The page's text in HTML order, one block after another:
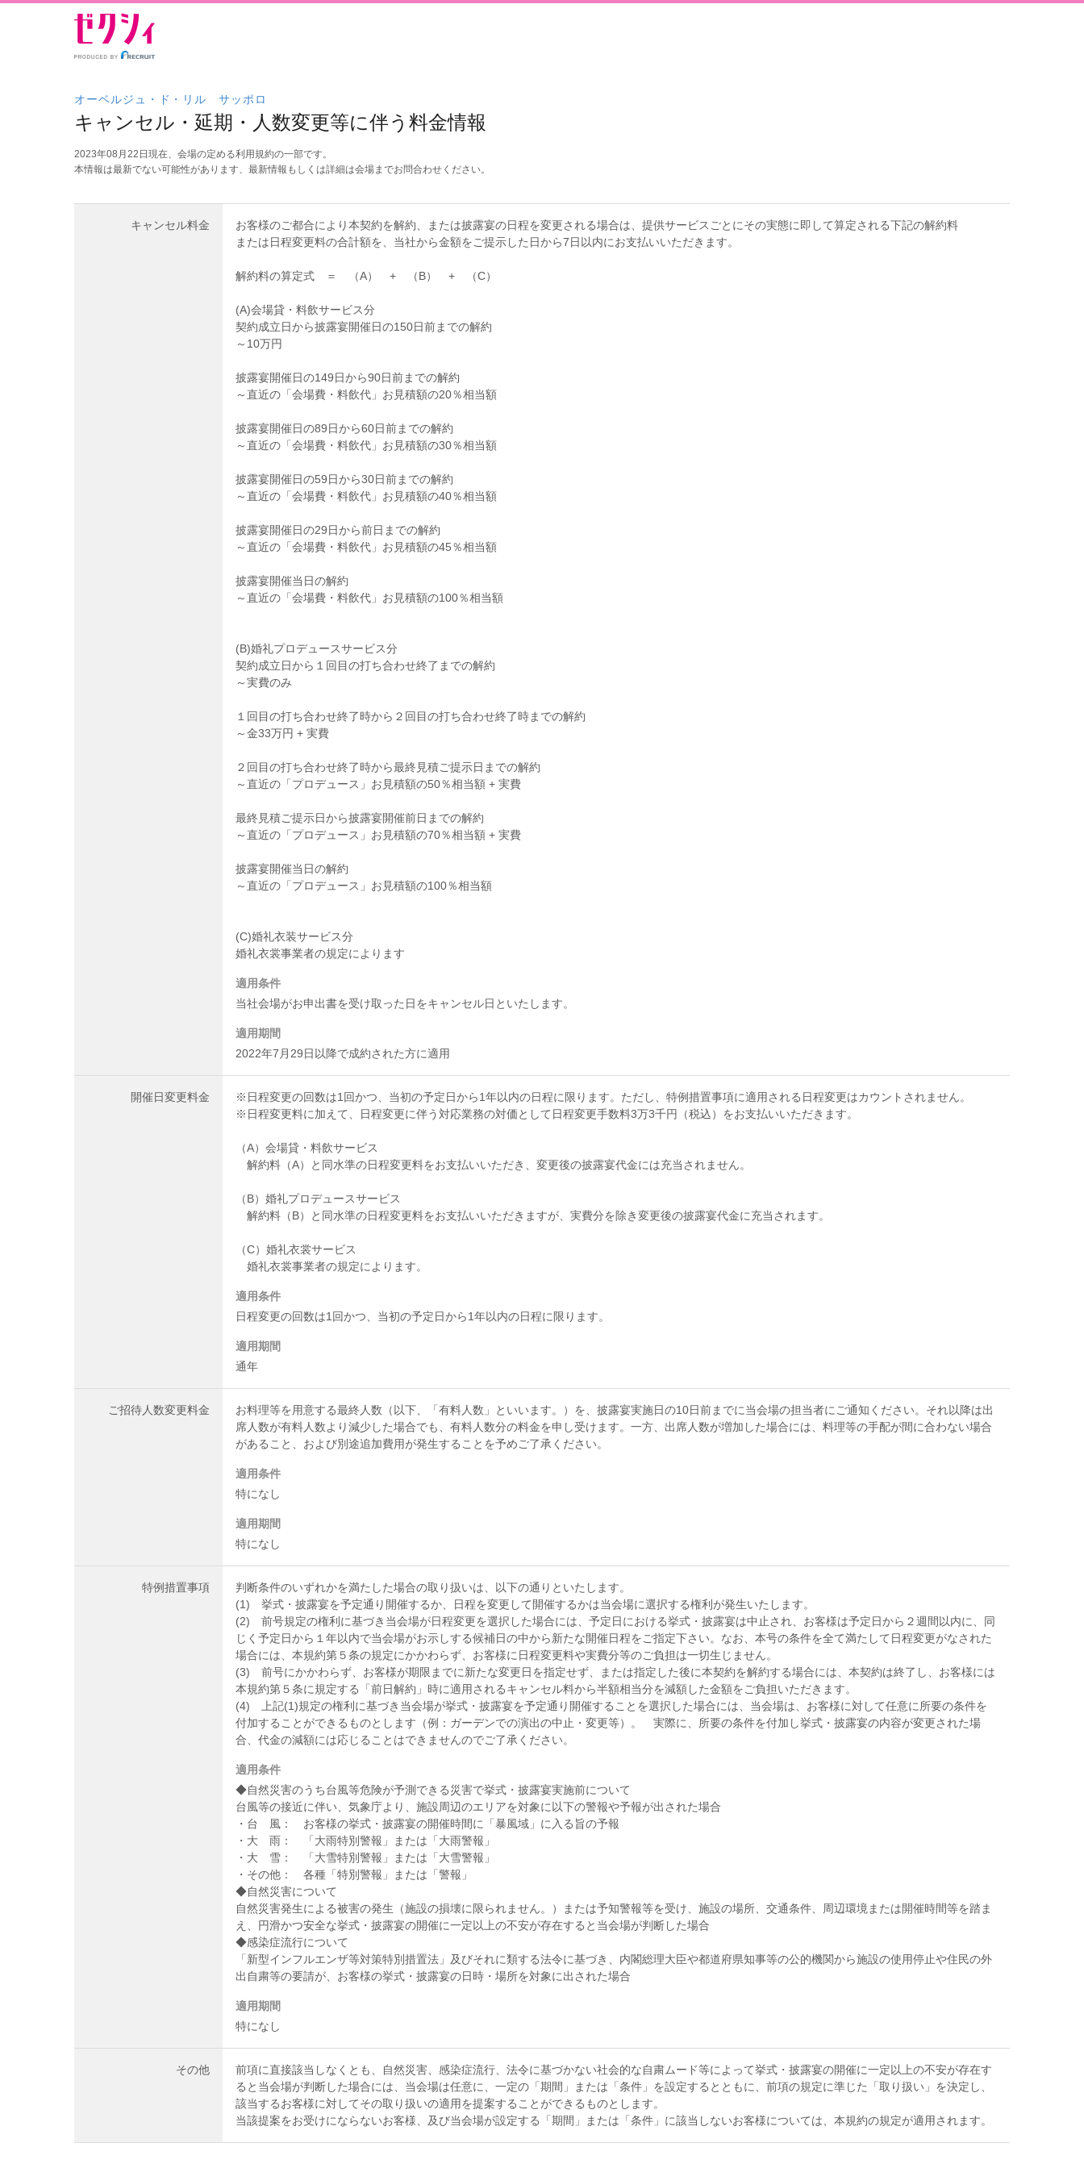
オーベルジュ・ド・リル サッポロ
キャンセル・延期・人数変更等に伴う料金情報
2023年08月22日現在、会場の定める利用規約の一部です。
本情報は最新でない可能性があります、最新情報もしくは詳細は会場までお問合わせください。
キャンセル料金
お客様のご都合により本契約を解約、または披露宴の日程を変更される場合は、提供サービスごとにその実態に即して算定される下記の解約料
または日程変更料の合計額を、当社から金額をご提示した日から7日以内にお支払いいただきます。
解約料の算定式 ＝ （A） + （B） + （C）
(A)会場貸・料飲サービス分
契約成立日から披露宴開催日の150日前までの解約
～10万円
披露宴開催日の149日から90日前までの解約
～直近の「会場費・料飲代」お見積額の20％相当額
披露宴開催日の89日から60日前までの解約
～直近の「会場費・料飲代」お見積額の30％相当額
披露宴開催日の59日から30日前までの解約
～直近の「会場費・料飲代」お見積額の40％相当額
披露宴開催日の29日から前日までの解約
～直近の「会場費・料飲代」お見積額の45％相当額
披露宴開催当日の解約
～直近の「会場費・料飲代」お見積額の100％相当額
(B)婚礼プロデュースサービス分
契約成立日から１回目の打ち合わせ終了までの解約
～実費のみ
１回目の打ち合わせ終了時から２回目の打ち合わせ終了時までの解約
～金33万円 + 実費
２回目の打ち合わせ終了時から最終見積ご提示日までの解約
～直近の「プロデュース」お見積額の50％相当額 + 実費
最終見積ご提示日から披露宴開催前日までの解約
～直近の「プロデュース」お見積額の70％相当額 + 実費
披露宴開催当日の解約
～直近の「プロデュース」お見積額の100％相当額
(C)婚礼衣装サービス分
婚礼衣裳事業者の規定によります
適用条件
当社会場がお申出書を受け取った日をキャンセル日といたします。
適用期間
2022年7月29日以降で成約された方に適用
開催日変更料金
※日程変更の回数は1回かつ、当初の予定日から1年以内の日程に限ります。ただし、特例措置事項に適用される日程変更はカウントされません。
※日程変更料に加えて、日程変更に伴う対応業務の対価として日程変更手数料3万3千円（税込）をお支払いいただきます。
（A）会場貸・料飲サービス
解約料（A）と同水準の日程変更料をお支払いいただき、変更後の披露宴代金には充当されません。
（B）婚礼プロデュースサービス
解約料（B）と同水準の日程変更料をお支払いいただきますが、実費分を除き変更後の披露宴代金に充当されます。
（C）婚礼衣裳サービス
婚礼衣裳事業者の規定によります。
適用条件
日程変更の回数は1回かつ、当初の予定日から1年以内の日程に限ります。
適用期間
通年
ご招待人数変更料金
お料理等を用意する最終人数（以下、「有料人数」といいます。）を、披露宴実施日の10日前までに当会場の担当者にご通知ください。それ以降は出
席人数が有料人数より減少した場合でも、有料人数分の料金を申し受けます。一方、出席人数が増加した場合には、料理等の手配が間に合わない場合
があること、および別途追加費用が発生することを予めご了承ください。
適用条件
特になし
適用期間
特になし
特例措置事項
判断条件のいずれかを満たした場合の取り扱いは、以下の通りといたします。
(1) 挙式・披露宴を予定通り開催するか、日程を変更して開催するかは当会場に選択する権利が発生いたします。
(2) 前号規定の権利に基づき当会場が日程変更を選択した場合には、予定日における挙式・披露宴は中止され、お客様は予定日から２週間以内に、同
じく予定日から１年以内で当会場がお示しする候補日の中から新たな開催日程をご指定下さい。なお、本号の条件を全て満たして日程変更がなされた
場合には、本規約第５条の規定にかかわらず、お客様に日程変更料や実費分等のご負担は一切生じません。
(3) 前号にかかわらず、お客様が期限までに新たな変更日を指定せず、または指定した後に本契約を解約する場合には、本契約は終了し、お客様には
本規約第５条に規定する「前日解約」時に適用されるキャンセル料から半額相当分を減額した金額をご負担いただきます。
(4) 上記(1)規定の権利に基づき当会場が挙式・披露宴を予定通り開催することを選択した場合には、当会場は、お客様に対して任意に所要の条件を
付加することができるものとします（例：ガーデンでの演出の中止・変更等）。 実際に、所要の条件を付加し挙式・披露宴の内容が変更された場
合、代金の減額には応じることはできませんのでご了承ください。
適用条件
◆自然災害のうち台風等危険が予測できる災害で挙式・披露宴実施前について
台風等の接近に伴い、気象庁より、施設周辺のエリアを対象に以下の警報や予報が出された場合
・台 風： お客様の挙式・披露宴の開催時間に「暴風域」に入る旨の予報
・大 雨： 「大雨特別警報」または「大雨警報」
・大 雪： 「大雪特別警報」または「大雪警報」
・その他： 各種「特別警報」または「警報」
◆自然災害について
自然災害発生による被害の発生（施設の損壊に限られません。）または予知警報等を受け、施設の場所、交通条件、周辺環境または開催時間等を踏ま
え、円滑かつ安全な挙式・披露宴の開催に一定以上の不安が存在すると当会場が判断した場合
◆感染症流行について
「新型インフルエンザ等対策特別措置法」及びそれに類する法令に基づき、内閣総理大臣や都道府県知事等の公的機関から施設の使用停止や住民の外
出自粛等の要請が、お客様の挙式・披露宴の日時・場所を対象に出された場合
適用期間
特になし
その他
前項に直接該当しなくとも、自然災害、感染症流行、法令に基づかない社会的な自粛ムード等によって挙式・披露宴の開催に一定以上の不安が存在す
ると当会場が判断した場合には、当会場は任意に、一定の「期間」または「条件」を設定するとともに、前項の規定に準じた「取り扱い」を決定し、
該当するお客様に対してその取り扱いの適用を提案することができるものとします。
当該提案をお受けにならないお客様、及び当会場が設定する「期間」または「条件」に該当しないお客様については、本規約の規定が適用されます。